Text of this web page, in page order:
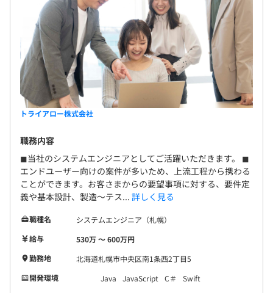
・Linux
・Windows
■DB
・Oracle
・MY SQL
■フレームワーク
・Spring Boot
・Flutter
360度評価を実施しております。
技術力だけではなく、プロジェクトや組織への貢献度も評
価しております。
・同じセンターのメンバーは5名。札幌の開発拠点と協力
してプロジェクトチームを編成しています。
・20代～30代のメンバーが活躍しており、コミュニケー
トライアロー株式会社
職務内容
◼︎当社のシステムエンジニアとしてご活躍いただきます。 ◼︎
エンドユーザー向けの案件が多いため、上流工程から携わる
ことができます。お客さまからの要望事項に対する、要件定
義や基本設計、製造～テス... 詳しく見る
職種名
システムエンジニア（札幌）
給与
530万 〜 600万円
勤務地
北海道札幌市中央区南1条西2丁目5
開発環境
Java JavaScript C＃
Swift